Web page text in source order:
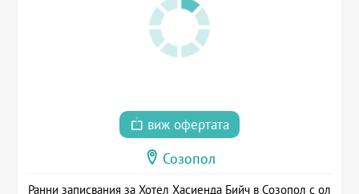
виж офертата
Созопол
Ранни записвания за Хотел Хасиенда Бийч в Созопол с ол